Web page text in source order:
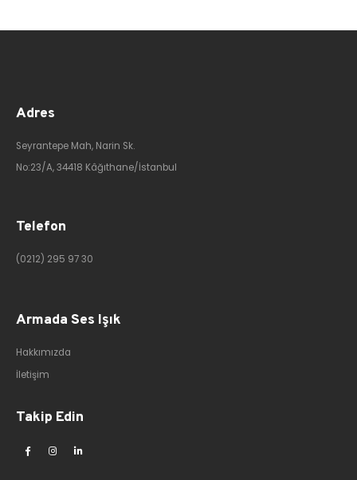
Adres
Seyrantepe Mah, Narin Sk.
No:23/A, 34418 Kâğıthane/İstanbul
Telefon
(0212) 295 97 30
Armada Ses Işık
Hakkımızda
İletişim
Takip Edin